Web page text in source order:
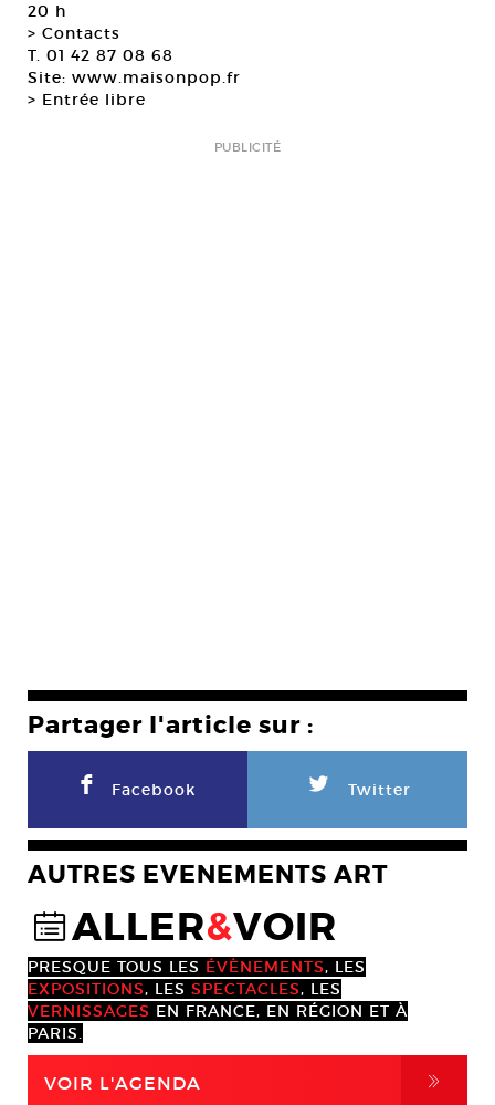
20 h
> Contacts
T. 01 42 87 08 68
Site: www.maisonpop.fr
> Entrée libre
PUBLICITÉ
Partager l'article sur :
F Facebook L Twitter
AUTRES EVENEMENTS ART
@ALLER&VOIR
PRESQUE TOUS LES ÉVÈNEMENTS, LES
EXPOSITIONS, LES SPECTACLES, LES
VERNISSAGES EN FRANCE, EN RÉGION ET À
PARIS.
VOIR L'AGENDA ,